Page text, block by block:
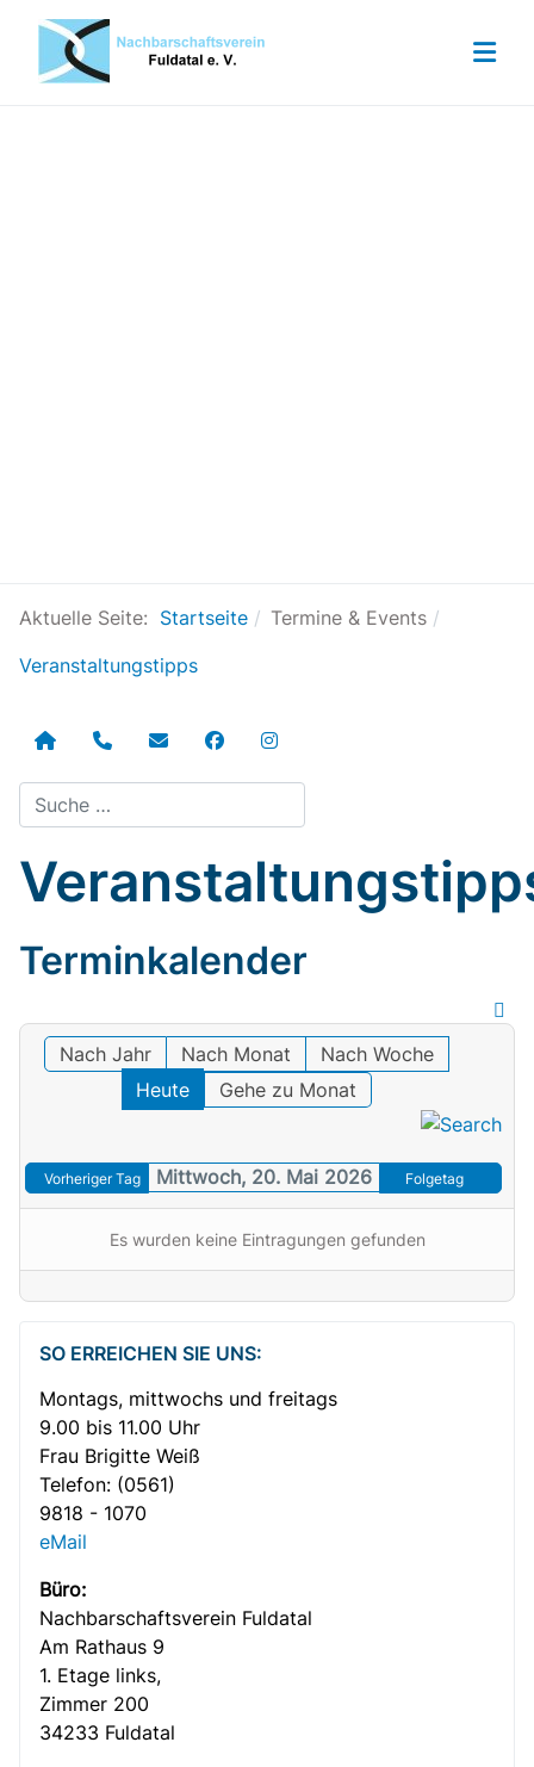
Aktuelle Seite: Startseite
Termine & Events
Veranstaltungstipps
Suchen
Terminkalender
Nach Jahr Nach Monat
Nach Woche
Heute
Gehe zu Monat
Vorheriger Tag Mittwoch, 20. Mai 2026 Folgetag
Es wurden keine Eintragungen gefunden
SO ERREICHEN SIE UNS:
Montags, mittwochs und freitags
9.00 bis 11.00 Uhr
Frau Brigitte Weiß
Telefon: (0561)
9818 - 1070
eMail
Büro:
Nachbar­­schafts­verein Fuldatal
Am Rathaus 9
1. Etage links,
Zimmer 200
34233 Fuldatal